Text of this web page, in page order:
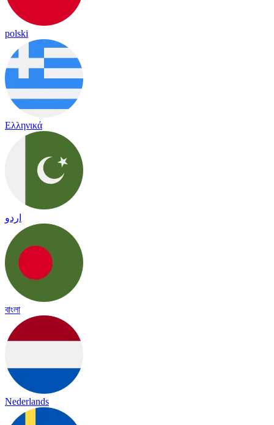
polski
Ελληνικά
اردو
বাংলা
Nederlands